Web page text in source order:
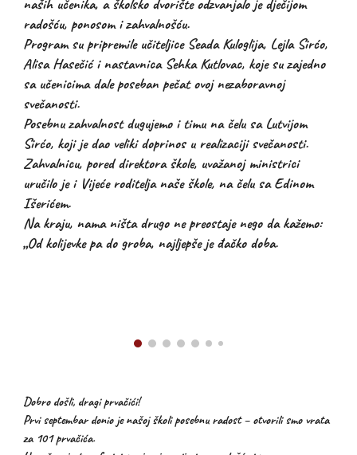
naših učenika, a školsko dvorište odzvanjalo je dječijom
radošću, ponosom i zahvalnošću.
Program su pripremile učiteljice Seada Kuloglija, Lejla Sirćo,
Alisa Hasečić i nastavnica Sehka Kutlovac, koje su zajedno
sa učenicima dale poseban pečat ovoj nezaboravnoj
svečanosti.
Posebnu zahvalnost dugujemo i timu na čelu sa Lutvijom
Sirćo, koji je dao veliki doprinos u realizaciji svečanosti.
Zahvalnicu, pored direktora škole, uvažanoj ministrici
uručilo je i Vijeće roditelja naše škole, na čelu sa Edinom
Išerićem.
Na kraju, nama ništa drugo ne preostaje nego da kažemo:
„Od kolijevke pa do groba, najljepše je đačko doba.
Dobro došli, dragi prvačići!
Prvi septembar donio je našoj školi posebnu radost – otvorili smo vrata
za 101 prvačića.